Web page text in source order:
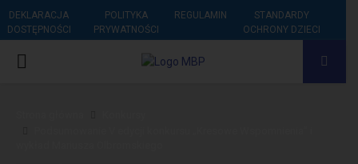
DEKLARACJA
DOSTĘPNOŚCI
POLITYKA
PRYWATNOŚCI
REGULAMIN
STANDARDY
OCHRONY DZIECI
PRIMARY